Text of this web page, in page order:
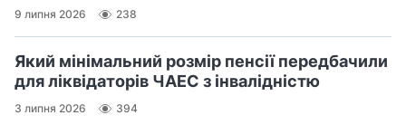
9 липня 2026 238
Який мінімальний розмір пенсії передбачили
для ліквідаторів ЧАЕС з інвалідністю
3 липня 2026 394